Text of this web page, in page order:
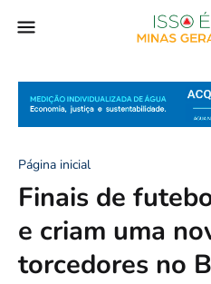
Página inicial
Finais de
e criam uma
torcedores no